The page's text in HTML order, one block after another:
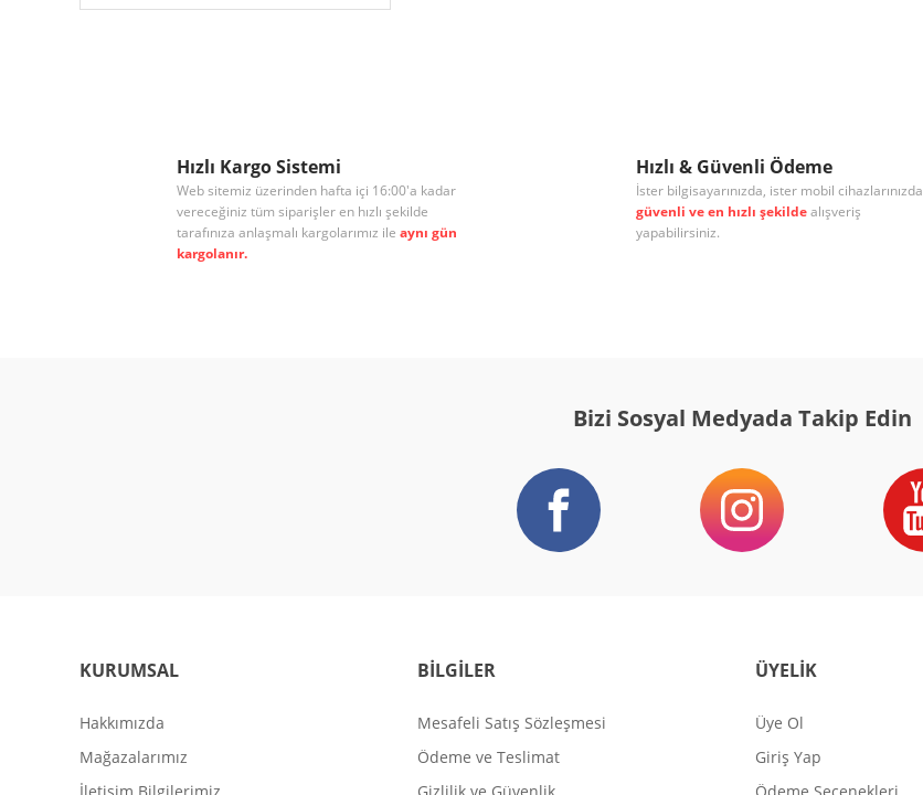
Hızlı Kargo Sistemi
Web sitemiz üzerinden hafta içi 16:00'a kadar
vereceğiniz tüm siparişler en hızlı şekilde
tarafınıza anlaşmalı kargolarımız ile aynı gün
kargolanır.
Hızlı & Güvenli Ödeme
İster bilgisayarınızda, ister mobil cihazlarınızda
güvenli ve en hızlı şekildealışveriş
yapabilirsiniz.
Bizi Sosyal Medyada Takip Edin
KURUMSAL
Hakkımızda
Mağazalarımız
BİLGİLER
Mesafeli Satış Sözleşmesi
Ödeme ve Teslimat
ÜYELİK
Üye Ol
Giriş Yap